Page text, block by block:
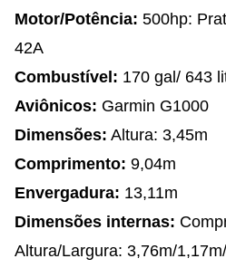
Motor/Potência: 500hp:
42A
Combustível: 170 gal/ 643
Aviônicos: Garmin G1000
Dimensões: Altura: 3,45m
Comprimento: 9,04m
Envergadura: 13,11m
Dimensões internas:
Altura/Largura: 3,76m/